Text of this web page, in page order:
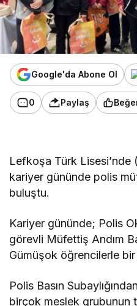
Google'da Abone Ol
0 Paylaş
Lefkoşa Türk
kariyer gününde polis
buluştu.
Kariyer gününde; Polis
görevli Müfettiş Andım
Gümüşok öğrencilerle
Polis Basın
birçok meslek grubunun